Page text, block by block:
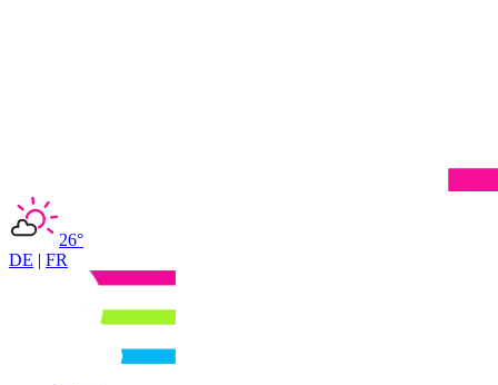
26°
DE | FR